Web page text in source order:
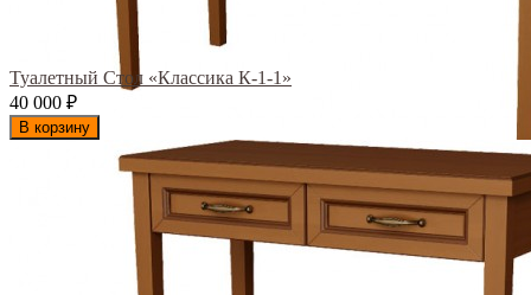
Туалетный Стол «Классика К-1-1»
40 000 ₽
В корзину